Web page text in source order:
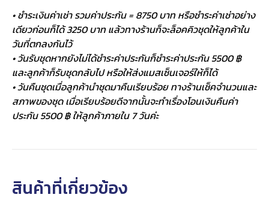
• ชำระเงินค่าเช่า รวมค่าประกัน = 8750 บาท หรือชำระค่าเช่าอย่าง
เดียวก่อนก็ได้ 3250 บาท แล้วทางร้านก็จะล็อคคิวชุดให้ลูกค้าใน
วันที่ตกลงกันไว้
• วันรับชุดหากยังไม่ได้ชำระค่าประกันก็ชำระค่าประกัน 5500 ฿
และลูกค้าก็รับชุดกลับไป หรือให้ส่งแมสเซ็นเจอร์ให้ก็ได้
• วันคืนชุดเมื่อลูกค้านำชุดมาคืนเรียบร้อย ทางร้านเช็คจำนวนและ
สภาพของชุด เมื่อเรียบร้อยดีจากนั้นจะทำเรื่องโอนเงินคืนค่า
ประกัน 5500 ฿ ให้ลูกค้าภายใน 7 วันค่ะ
สินค้าที่เกี่ยวข้อง